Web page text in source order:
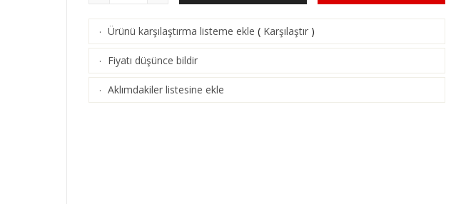
· Ürünü karşılaştırma listeme ekle ( Karşılaştır )
· Fiyatı düşünce bildir
· Aklımdakiler listesine ekle